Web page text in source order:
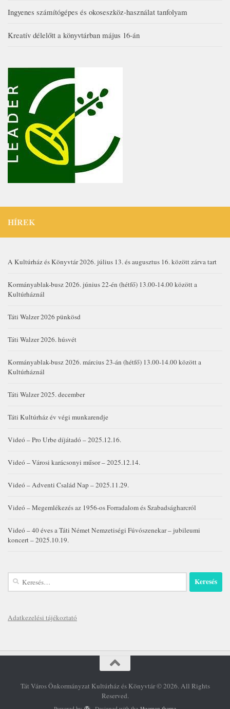
Ingyenes számítógépes és okoseszköz-használat tanfolyam
Kreatív délelőtt a könyvtárban május 16-án
HÍREK
A Kultúrház és Könyvtár 2026. július 13. és augusztus 16. között zárva tart
Kormányablak-busz 2026. június 22-én (hétfő) 13.00-14.00 között a
Kultúrháznál
Táti Walzer 2026 pünkösd
Táti Walzer 2026. húsvét
Kormányablak-busz 2026. március 23-án (hétfő) 13.00-14.00 között a
Kultúrháznál
Táti Walzer 2025. december
Táti Kultúrház év végi munkarendje
Videó – Pro Urbe díjátadó – 2025.12.16.
Videó – Városi karácsonyi műsor – 2025.12.14.
Videó – Adventi Család Nap – 2025.11.29.
Videó – Megemlékezés az 1956-os Forradalom és Szabadságharcról
Videó – 40 éves a Táti Német Nemzetiségi Fúvószenekar – jubileumi
koncert – 2025.10.19.
Keresés:
Adatkezelési tájékoztató
Tát Város Önkormányzat Kultúrház és Könyvtár © 2026. All Rights
Reserved.